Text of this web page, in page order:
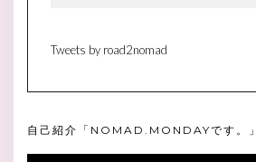
Tweets by road2nomad
自己紹介「NOMAD.MONDAYです。」